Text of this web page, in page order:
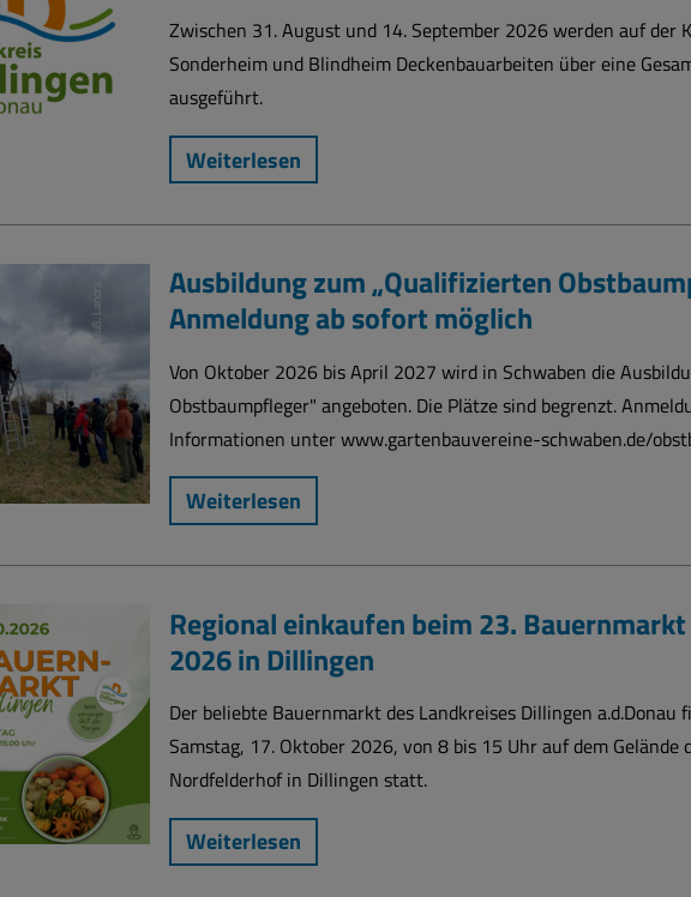
Zwischen 31. August und 14. September 2026 werden auf der
Sonderheim und Blindheim Deckenbauarbeiten über eine
ausgeführt.
Weiterlesen
P
a
ul
B
u
ß,
L
a
n
d
r
a
t
s
a
m
t
D
o
n
a
u
-
Ri
e
s
Ausbildung zum „Qualifizierten
Anmeldung ab sofort möglich
Von Oktober 2026 bis April 2027 wird in Schwaben die
Obstbaumpfleger" angeboten. Die Plätze sind begrenzt.
Informationen unter www.gartenbauvereine-schwaben.de/
Weiterlesen
Regional einkaufen beim 23.
2026 in Dillingen
Der beliebte Bauernmarkt des Landkreises Dillingen a.d.Donau
Samstag, 17. Oktober 2026, von 8 bis 15 Uhr auf dem Gelände
Nordfelderhof in Dillingen statt.
Weiterlesen